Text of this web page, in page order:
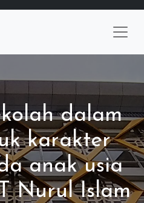
dalam
karakter
anak usia
Nurul Islam